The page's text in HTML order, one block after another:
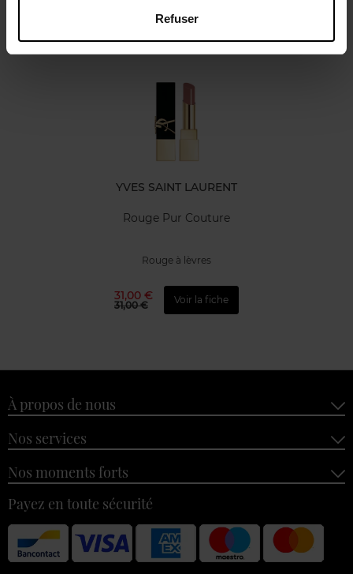
Refuser
Oublié quelque chose ?
YVES SAINT LAURENT
Rouge Pur Couture
Rouge à lèvres
31,00 €
31,00 € Voir la fiche
À propos de nous
Nos services
Nos moments forts
Payez en toute sécurité